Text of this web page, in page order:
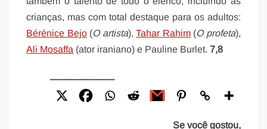
crianças, mas com total destaque para os adultos:
Bérénice Bejo(O artista),Tahar Rahim(O profeta),
Ali Mosaffa (ator iraniano) e Pauline Burlet.7,8
Se você gostou,